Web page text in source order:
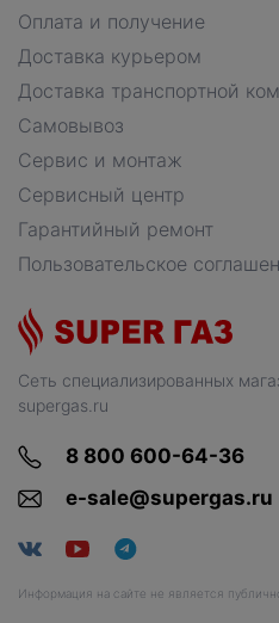
Сеть специализированных
supergas.ru
8 800 600-64-36
e-sale@supergas.ru
Информация на сайте не является
Оплата и получение
Доставка курьером
Доставка транспортной
Самовывоз
Сервис и монтаж
Сервисный центр
Гарантийный ремонт
Пользовательское